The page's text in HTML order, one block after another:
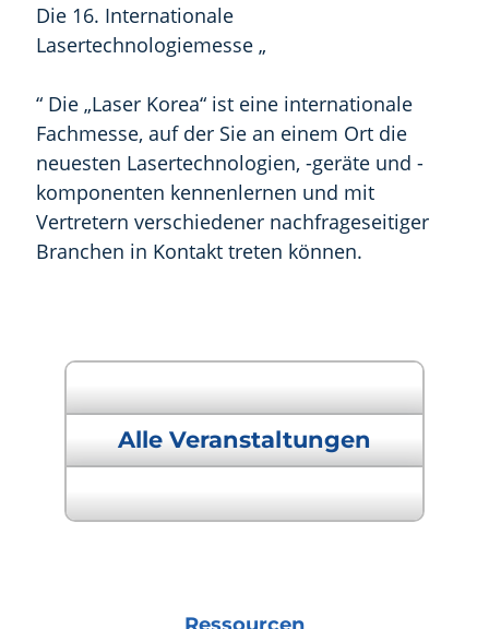
Die 16. Internationale
Lasertechnologiemesse „
“ Die „Laser Korea“ ist eine internationale
Fachmesse, auf der Sie an einem Ort die
neuesten Lasertechnologien, -geräte und -
komponenten kennenlernen und mit
Vertretern verschiedener nachfrageseitiger
Branchen in Kontakt treten können.
Alle Veranstaltungen
Ressourcen